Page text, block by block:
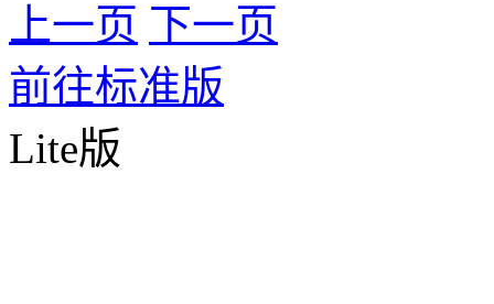
上一页 下一页
前往标准版
Lite版